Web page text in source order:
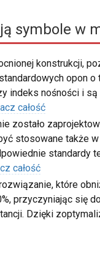
symbole w
konstrukcji,
opon o
indeks nośności i są
całość
zostało
stosowane także w
standardy
całość
które
przyczyniając się
Dzięki